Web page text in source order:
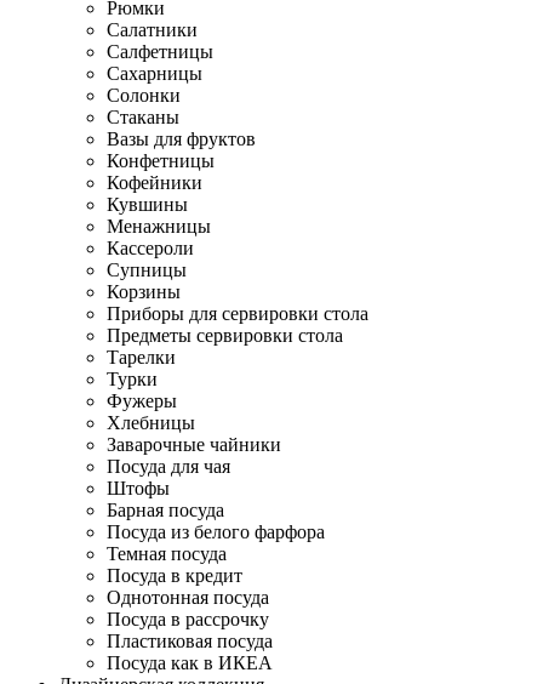
Рюмки
Салатники
Салфетницы
Сахарницы
Солонки
Стаканы
Вазы для фруктов
Конфетницы
Кофейники
Кувшины
Менажницы
Кассероли
Супницы
Корзины
Приборы для сервировки стола
Предметы сервировки стола
Тарелки
Турки
Фужеры
Хлебницы
Заварочные чайники
Посуда для чая
Штофы
Барная посуда
Посуда из белого фарфора
Темная посуда
Посуда в кредит
Однотонная посуда
Посуда в рассрочку
Пластиковая посуда
Посуда как в ИКЕА